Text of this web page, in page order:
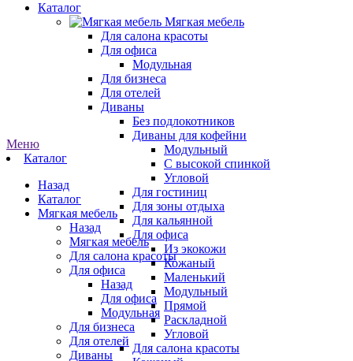
Каталог
Мягкая мебель
Для салона красоты
Для офиса
Модульная
Для бизнеса
Для отелей
Диваны
Без подлокотников
Диваны для кофейни
Модульный
С высокой спинкой
Угловой
Для гостиниц
Для зоны отдыха
Для кальянной
Для офиса
Из экокожи
Кожаный
Маленький
Модульный
Прямой
Раскладной
Угловой
Для салона красоты
Меню
Каталог
Назад
Каталог
Мягкая мебель
Назад
Мягкая мебель
Для салона красоты
Для офиса
Назад
Для офиса
Модульная
Для бизнеса
Для отелей
Диваны